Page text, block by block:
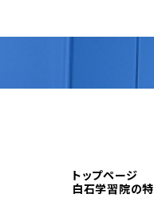
トップページ
白石学習院の